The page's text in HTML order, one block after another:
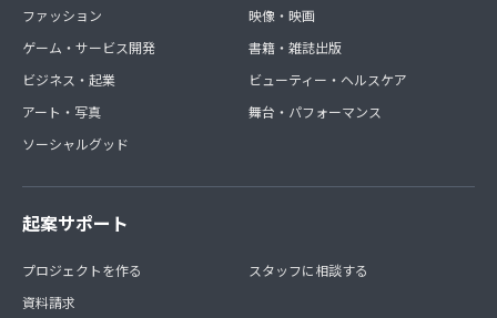
ファッション
ゲーム・サービス開発
ビジネス・起業
アート・写真
ソーシャルグッド
映像・映画
書籍・雑誌出版
ビューティー・ヘルスケア
舞台・パフォーマンス
起案サポート
プロジェクトを作る
資料請求
スタッフに相談する